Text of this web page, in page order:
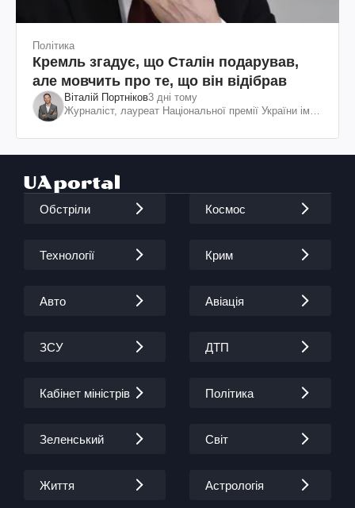
Політика
Кремль згадує, що Сталін подарував,
але мовчить про те, що він відібрав
Віталій Портніков3 дні тому
Журналіст, лауреат Національної премії України ім.
Обстріли Космос
Технології Крим
Авто Авіація
ЗСУ ДТП
Кабінет міністрів Політика
Зеленський Світ
Життя Астрологія